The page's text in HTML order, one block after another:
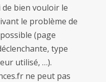
bien vouloir le
le problème de
(page
type
utilisé, …).
ne peut pas